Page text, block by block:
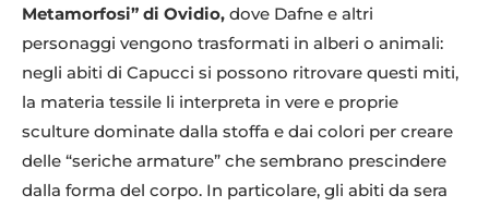
Metamorfosi” di Ovidio, dove Dafne e altri
personaggi vengono trasformati in alberi o animali:
negli abiti di Capucci si possono ritrovare questi miti,
la materia tessile li interpreta in vere e proprie
sculture dominate dalla stoffa e dai colori per creare
delle “seriche armature” che sembrano prescindere
dalla forma del corpo. In particolare, gli abiti da sera